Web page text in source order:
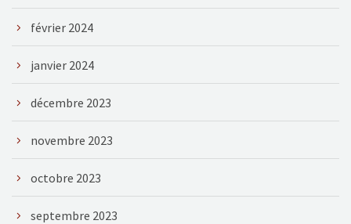
février 2024
janvier 2024
décembre 2023
novembre 2023
octobre 2023
septembre 2023